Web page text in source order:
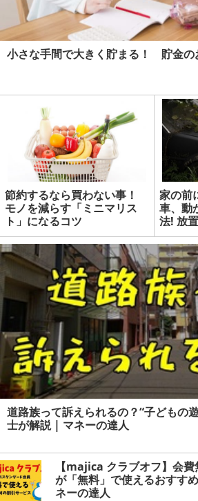
小さな手間で大きく貯まる！ 貯金の
節約するなら買わない事！
モノを減らす「ミニマリス
ト」になるコツ
家の前
車、動
法! 放
| マネ
道路族って訴えられるの？“子どもの
士が解説 | マネーの達人
【majica クラブオフ】会
が「無料」で使えるおすす
ネーの達人